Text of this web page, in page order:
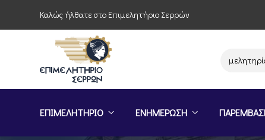
Καλώς ήλθατε στο Επιμελητήριο Σερρών
Παρέμβαση του Επιμελητηρίου
ΕΠΙΜΕΛΗΤΗΡΙΟ ΕΝΗΜΕΡΩΣΗ